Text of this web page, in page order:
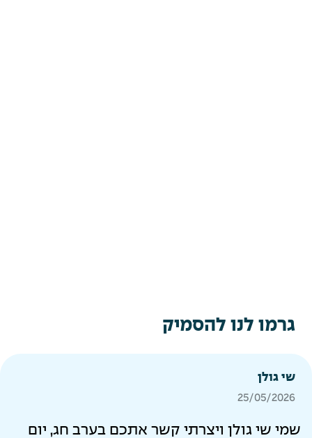
גרמו לנו להסמיק
שי גולן
25/05/2026
שמי שי גולן ויצרתי קשר אתכם בערב חג, יום